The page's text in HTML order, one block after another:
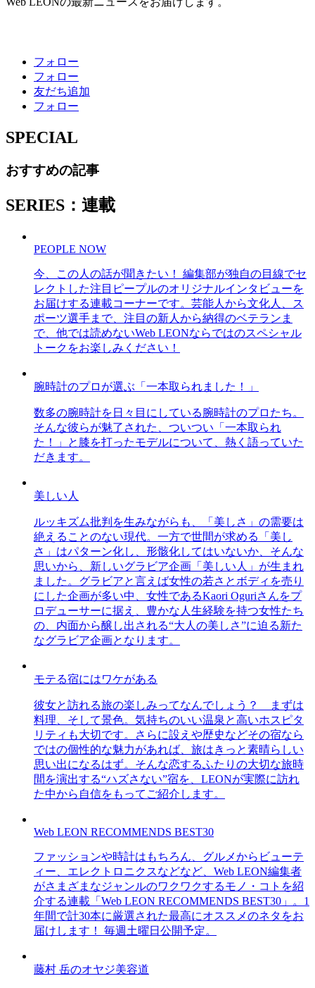
フォロー
フォロー
友だち追加
フォロー
SPECIAL
おすすめの記事
SERIES：連載
PEOPLE NOW
今、この人の話が聞きたい！ 編集部が独自の目線でセ
レクトした注目ピープルのオリジナルインタビューを
お届けする連載コーナーです。芸能人から文化人、ス
ポーツ選手まで、注目の新人から納得のベテランま
で、他では読めないWeb LEONならではのスペシャル
トークをお楽しみください！
腕時計のプロが選ぶ「一本取られました！」
数多の腕時計を日々目にしている腕時計のプロたち。
そんな彼らが魅了された、ついつい「一本取られ
た！」と膝を打ったモデルについて、熱く語っていた
だきます。
美しい人
ルッキズム批判を生みながらも、「美しさ」の需要は
絶えることのない現代。一方で世間が求める「美し
さ」はパターン化し、形骸化してはいないか、そんな
思いから、新しいグラビア企画「美しい人」が生まれ
ました。グラビアと言えば女性の若さとボディを売り
にした企画が多い中、女性であるKaori Oguriさんをプ
ロデューサーに据え、豊かな人生経験を持つ女性たち
の、内面から醸し出される“大人の美しさ”に迫る新た
なグラビア企画となります。
モテる宿にはワケがある
彼女と訪れる旅の楽しみってなんでしょう？ まずは
料理、そして景色。気持ちのいい温泉と高いホスピタ
リティも大切です。さらに設えや歴史などその宿なら
ではの個性的な魅力があれば、旅はきっと素晴らしい
思い出になるはず。そんな恋するふたりの大切な旅時
間を演出する“ハズさない”宿を、LEONが実際に訪れ
た中から自信をもってご紹介します。
Web LEON RECOMMENDS BEST30
ファッションや時計はもちろん、グルメからビューテ
ィー、エレクトロニクスなどなど、Web LEON編集者
がさまざまなジャンルのワクワクするモノ・コトを紹
介する連載「Web LEON RECOMMENDS BEST30」。1
年間で計30本に厳選された最高にオススメのネタをお
届けします！ 毎週土曜日公開予定。
藤村 岳のオヤジ美容道